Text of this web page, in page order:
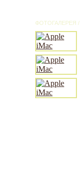
ФОТОГАЛЕРЕЯ /